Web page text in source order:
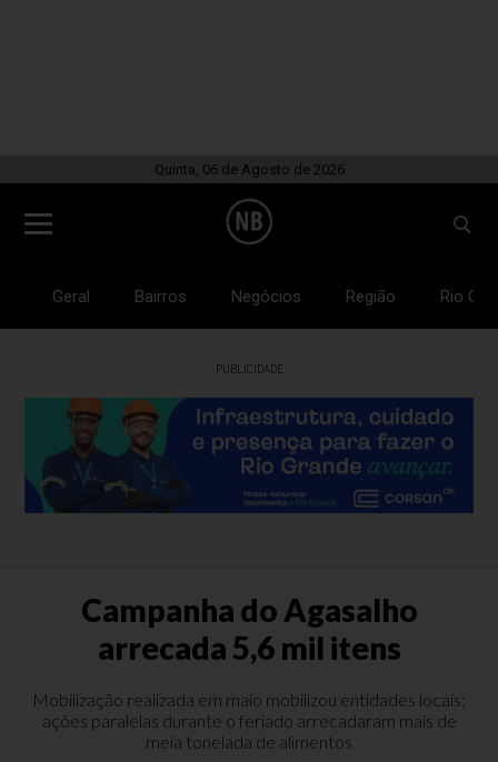
Quinta, 06 de Agosto de 2026
Geral Bairros Negócios Região Rio
PUBLICIDADE
Campanha do Agasalho
arrecada 5,6 mil itens
Mobilização realizada em maio mobilizou entidades locais;
ações paralelas durante o feriado arrecadaram mais de
meia tonelada de alimentos